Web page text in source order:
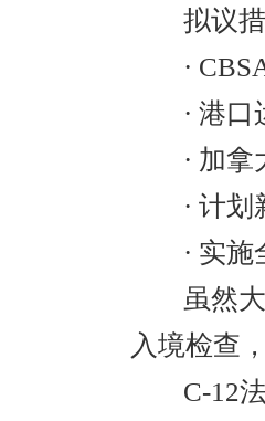
拟议
·
· 港
· 加
· 计
· 实
虽然
入境检查
C-12